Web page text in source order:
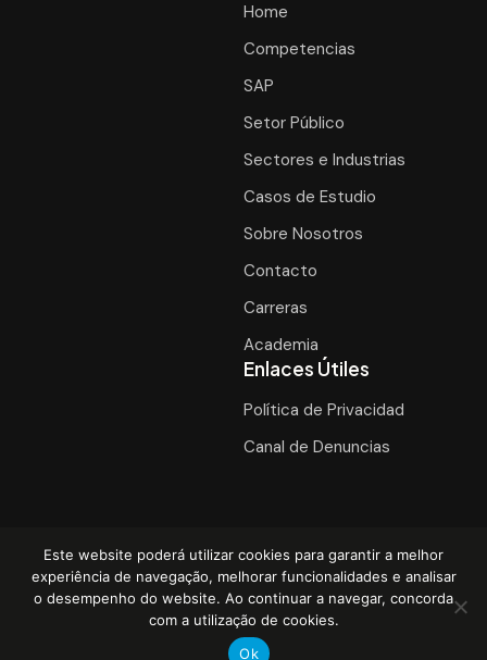
Home
Competencias
SAP
Setor Público
Sectores e Industrias
Casos de Estudio
Sobre Nosotros
Contacto
Carreras
Academia
Enlaces Útiles
Política de Privacidad
Canal de Denuncias
© 2026. Todos los derechos reservados.
Este website poderá utilizar cookies para garantir a melhor
experiência de navegação, melhorar funcionalidades e analisar
o desempenho do website. Ao continuar a navegar, concorda
com a utilização de cookies.
Ok